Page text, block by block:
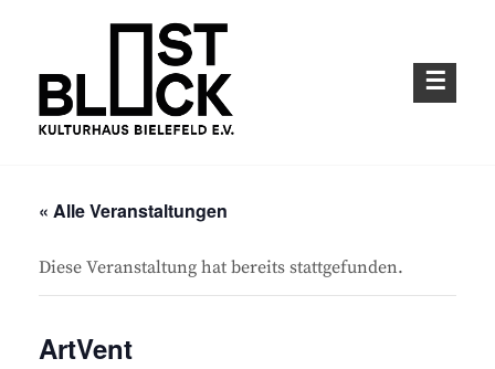
content
« Alle Veranstaltungen
Diese Veranstaltung hat bereits stattgefunden.
ArtVent